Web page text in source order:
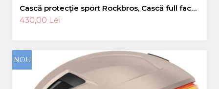
Cască protecție sport Rockbros, Cască full face,
albastru 55-58 cm
430,00 Lei
NOU